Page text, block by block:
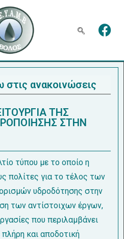
στις ανακοινώσεις
ΤΗΣ
ΣΤΗΝ
τύπου με το οποίο η
πολίτες για το τέλος των
υδροδότησης στην
των αντίστοιχων έργων,
που περιλαμβάνει
και αποδοτική